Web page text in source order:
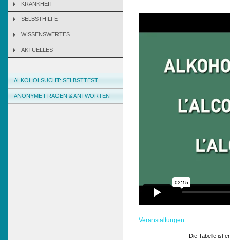
KRANKHEIT
SELBSTHILFE
WISSENSWERTES
AKTUELLES
ALKOHOLSUCHT: SELBSTTEST
ANONYME FRAGEN & ANTWORTEN
Veranstaltungen
Die Tabelle ist